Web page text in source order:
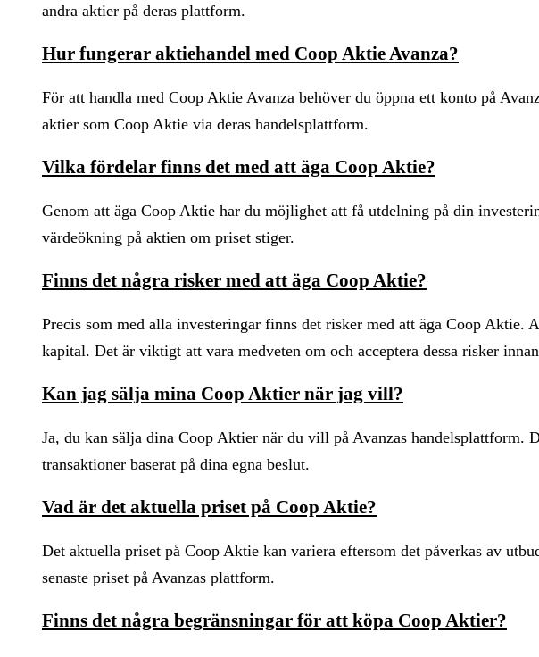
andra aktier på deras plattform.
Hur fungerar aktiehandel med Coop Aktie Avanza?
För att handla med Coop Aktie Avanza behöver du öppna ett konto på
aktier som Coop Aktie via deras handelsplattform.
Vilka fördelar finns det med att äga Coop Aktie?
Genom att äga Coop Aktie har du möjlighet att få utdelning på din
värdeökning på aktien om priset stiger.
Finns det några risker med att äga Coop Aktie?
Precis som med alla investeringar finns det risker med att äga Coop
kapital. Det är viktigt att vara medveten om och acceptera dessa risker
Kan jag sälja mina Coop Aktier när jag vill?
Ja, du kan sälja dina Coop Aktier när du vill på Avanzas handelsplattform.
transaktioner baserat på dina egna beslut.
Vad är det aktuella priset på Coop Aktie?
Det aktuella priset på Coop Aktie kan variera eftersom det påverkas av
senaste priset på Avanzas plattform.
Finns det några begränsningar för att köpa Coop Aktier?